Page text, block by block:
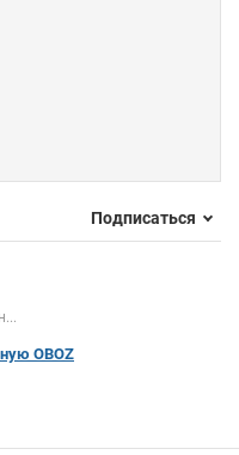
Подписаться
OBOZ